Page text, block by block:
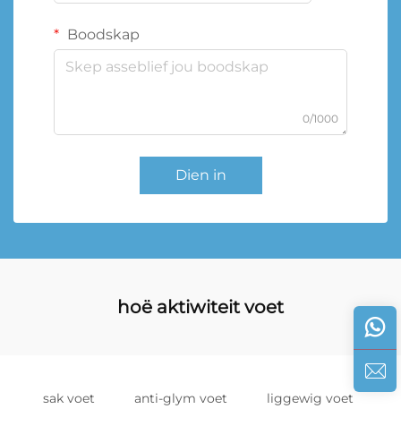
Boodskap
0/1000
Dien in
hoë aktiwiteit voet
sak voet anti-glym voet liggewig voet